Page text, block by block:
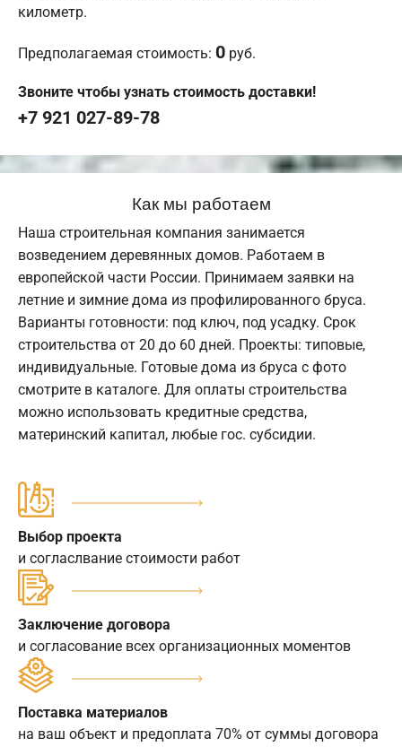
километр.
Предполагаемая стоимость: 0 руб.
Звоните чтобы узнать стоимость доставки!
+7 921 027-89-78
Как мы работаем
Наша строительная компания занимается
возведением деревянных домов. Работаем в
европейской части России. Принимаем заявки на
летние и зимние дома из профилированного бруса.
Варианты готовности: под ключ, под усадку. Срок
строительства от 20 до 60 дней. Проекты: типовые,
индивидуальные. Готовые дома из бруса с фото
смотрите в каталоге. Для оплаты строительства
можно использовать кредитные средства,
материнский капитал, любые гос. субсидии.
Выбор проекта
и согласлвание стоимости работ
Заключение договора
и согласование всех организационных моментов
Поставка материалов
на ваш объект и предоплата 70% от суммы договора